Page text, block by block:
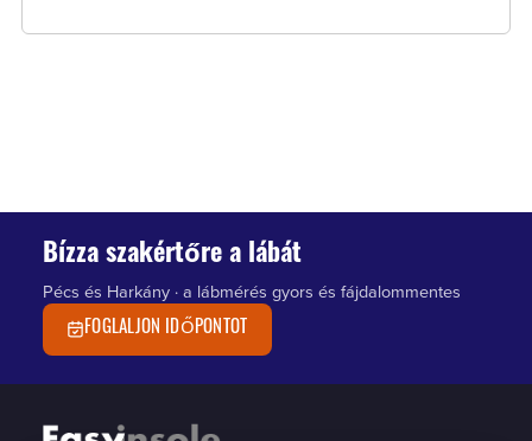
Bízza szakértőre a lábát
Pécs és Harkány · a lábmérés gyors és fájdalommentes
FOGLALJON IDŐPONTOT